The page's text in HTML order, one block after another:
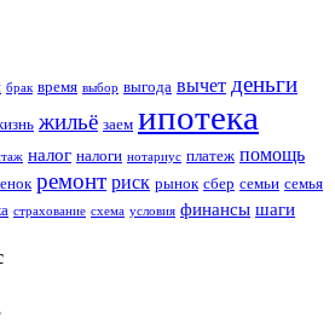
брак время выбор выгода вычет деньги
жильё заем ипотека
налог налоги нотариус платеж помощь
ремонт риск рынок сбер семьи семья
страхование схема условия финансы шаги